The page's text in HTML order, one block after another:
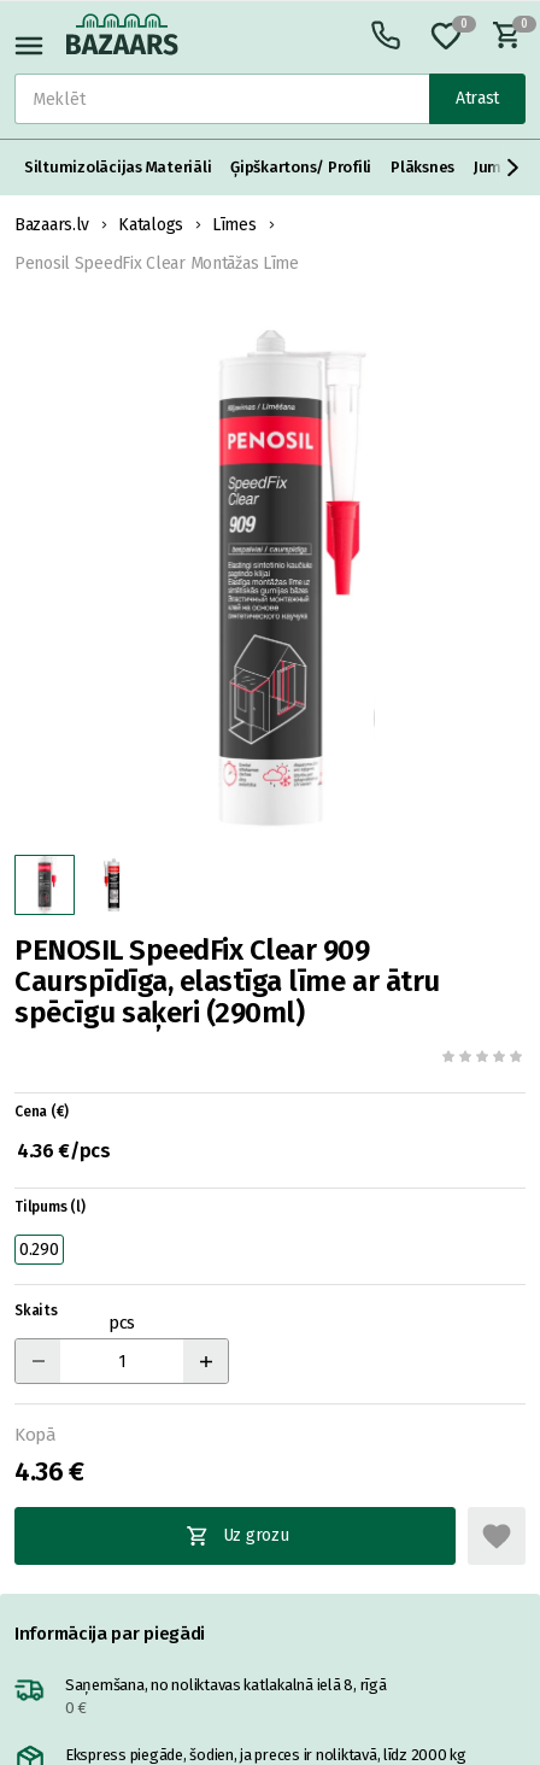
Atrast
0 0
Siltumizolācijas Materiāli Ģipškartons/ Profili Plāksnes Jumta
Bazaars.lv Katalogs
Līmes
Penosil SpeedFix Clear Montāžas Līme
PENOSIL SpeedFix Clear 909
Caurspīdīga, elastīga līme ar ātru
spēcīgu saķeri (290ml)
Cena (€)
4.36 €/pcs
Tilpums (l)
0.290
Skaits
pcs
Kopā
4.36 €
Uz grozu
Informācija par piegādi
Saņemšana, no noliktavas katlakalnā ielā 8, rīgā
0 €
Ekspress piegāde, šodien, ja preces ir noliktavā, līdz 2000 kg